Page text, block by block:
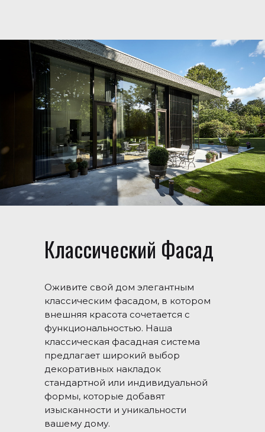
Классический Фасад
Оживите свой дом элегантным
классическим фасадом, в котором
внешняя красота сочетается с
функциональностью. Наша
классическая фасадная система
предлагает широкий выбор
декоративных накладок
стандартной или индивидуальной
формы, которые добавят
изысканности и уникальности
вашему дому.